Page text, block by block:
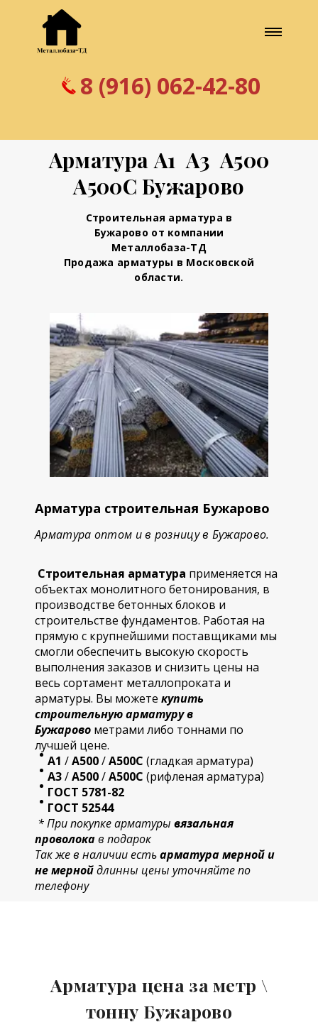
8 (916) 062-42-80
Арматура А1 А3 А500
А500С Бужарово
Строительная арматура в
Бужарово от компании
Металлобаза-ТД
Продажа арматуры в Московской
области.
Арматура строительная Бужарово
Арматура оптом и в розницу в Бужарово.
Строительная арматура применяется на
объектах монолитного бетонирования, в
производстве бетонных блоков и
строительстве фундаментов. Работая на
прямую с крупнейшими поставщиками мы
смогли обеспечить высокую скорость
выполнения заказов и снизить цены на
весь сортамент металлопроката и
арматуры. Вы можете купить
строительнуюарматуру в
Бужарово метрами либо тоннами по
лучшей цене.
А1 /А500/А500С (гладкая арматура)
А3/А500/А500С (рифленая арматура)
ГОСТ 5781-82
ГОСТ 52544
* При покупке арматуры вязальная
проволокав подарок
Так же в наличии естьарматура мерной и
не мернойдлинны цены уточняйте по
телефону
Арматура цена за метр \
тонну Бужарово